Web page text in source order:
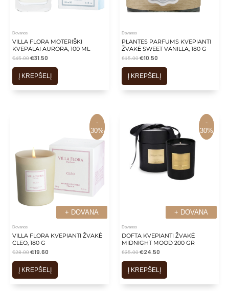
Dovanos
VILLA FLORA MOTERIŠKI
KVEPALAI AURORA, 100 ML
€45.00€31.50
Į KREPŠELĮ
Dovanos
PLANTES PARFUMS KVEPIANTI
ŽVAKĖ SWEET VANILLA, 180 G
€15.00€10.50
Į KREPŠELĮ
+ DOVANA
-
30%
+ DOVANA
-
30%
Dovanos
VILLA FLORA KVEPIANTI ŽVAKĖ
CLEO, 180 G
€28.00€19.60
Į KREPŠELĮ
+ DOVANA
-
30%
+ DOVANA
-
30%
Dovanos
DOFTA KVEPIANTI ŽVAKĖ
MIDNIGHT MOOD 200 GR
€35.00€24.50
Į KREPŠELĮ